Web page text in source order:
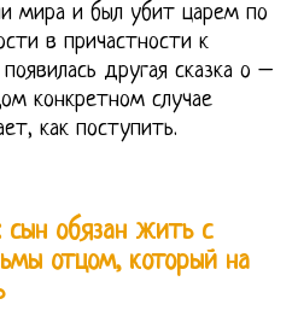
мира и был убит царем по
в причастности к
другая сказка о –
конкретном случае
как поступить.
обязан жить с
отцом, который на